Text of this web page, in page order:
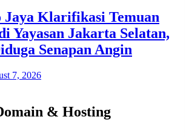
Jaya Klarifikasi Temuan
Yayasan Jakarta Selatan,
Senapan Angin
7, 2026
& Hosting